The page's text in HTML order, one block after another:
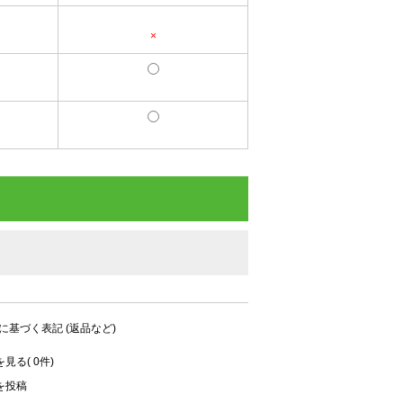
×
基づく表記 (返品など)
見る( 0件)
投稿